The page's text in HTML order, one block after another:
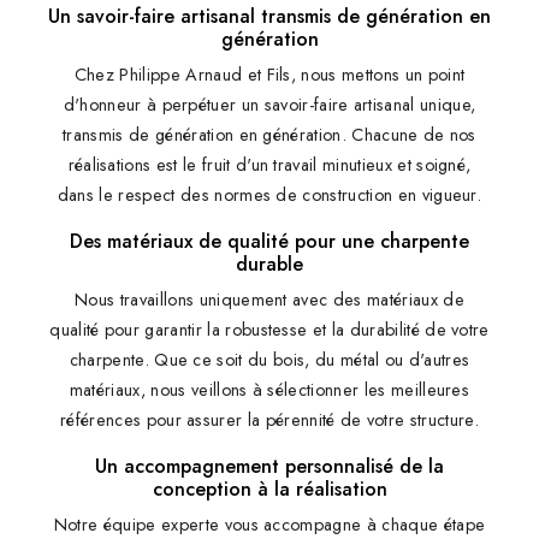
Un savoir-faire artisanal transmis de génération en
génération
Chez Philippe Arnaud et Fils, nous mettons un point
d'honneur à perpétuer un savoir-faire artisanal unique,
transmis de génération en génération. Chacune de nos
réalisations est le fruit d'un travail minutieux et soigné,
dans le respect des normes de construction en vigueur.
Des matériaux de qualité pour une charpente
durable
Nous travaillons uniquement avec des matériaux de
qualité pour garantir la robustesse et la durabilité de votre
charpente. Que ce soit du bois, du métal ou d'autres
matériaux, nous veillons à sélectionner les meilleures
références pour assurer la pérennité de votre structure.
Un accompagnement personnalisé de la
conception à la réalisation
Notre équipe experte vous accompagne à chaque étape